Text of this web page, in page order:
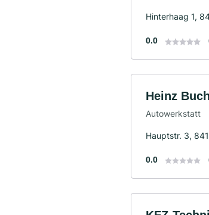
Hinterhaag 1,
0.0
Heinz
Autowerkstatt
Hauptstr. 3,
0.0